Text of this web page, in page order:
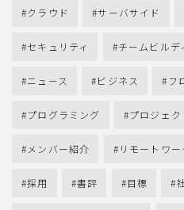
クラウド サーバサイド
セキュリティ チームビルデ
ニュース ビジネス フ
プログラミング プロジェク
メンバー紹介 リモートワー
採用 書評 目標